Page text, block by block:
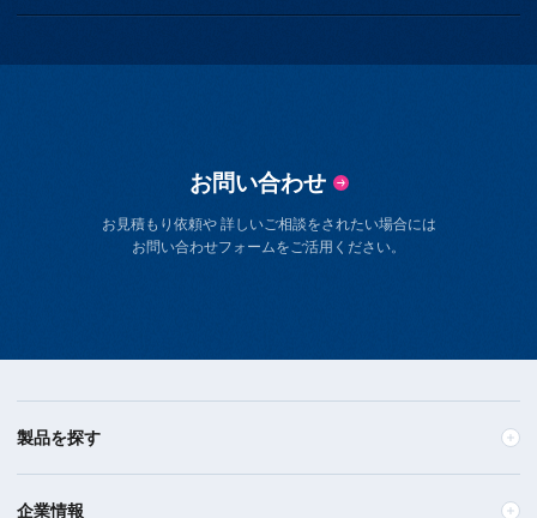
お問い合わせ
お見積もり依頼や 詳しいご相談をされたい場合には
お問い合わせフォームをご活用ください。
製品を探す
企業情報